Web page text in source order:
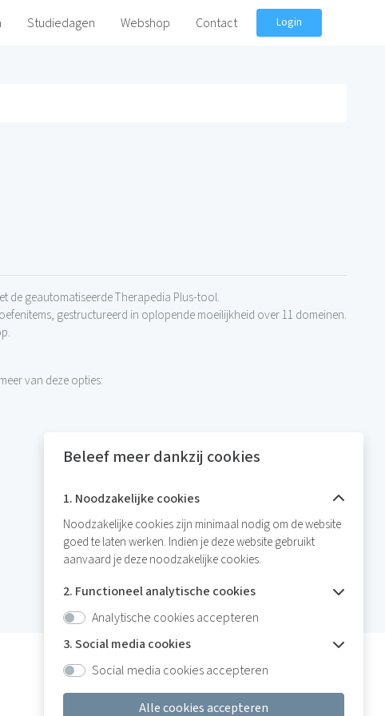
Studiedagen Webshop Contact Login
de geautomatiseerde Therapedia Plus-tool.
gestructureerd in oplopende moeilijkheid over 11 domeinen.
van deze opties:
Volg ons op facebook
Beleef meer dankzij cookies
1. Noodzakelijke cookies
Noodzakelijke cookies zijn minimaal nodig om de website
goed te laten werken. Indien je deze website gebruikt
aanvaard je deze noodzakelijke cookies.
2. Functioneel analytische cookies
Analytische cookies accepteren
3. Social media cookies
Social media cookies accepteren
Alle cookies accepteren